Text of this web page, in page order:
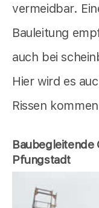
vermeidbar.
Bauleitung
auch bei
Hier wird es
Rissen
Baubegleitende
Pfungstadt